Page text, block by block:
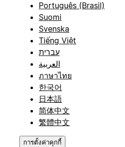
Português (Brasil)
Suomi
Svenska
Tiếng Việt
עברית
العربية
ภาษาไทย
한국어
日本語
简体中文
繁體中文
การตั้งค่าคุกกี้